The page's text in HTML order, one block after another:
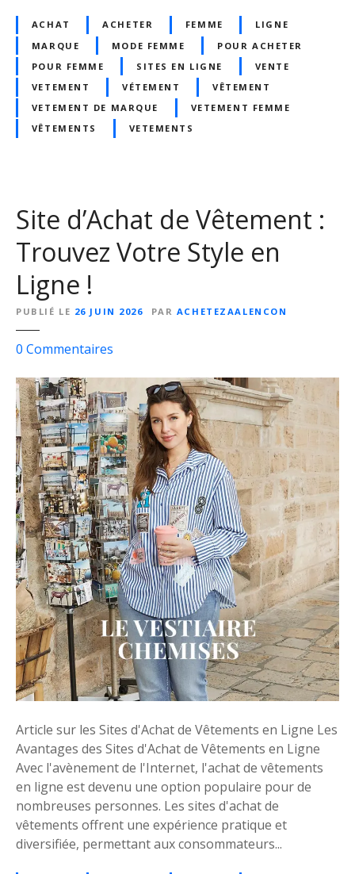
A
c
d
e
e
m
e
e
n
e
:
C
o
n
s
e
i
l
s
e
t
A
s
t
c
e
s
ACHAT ACHETER FEMME
LIGNE
MARQUE
MODE FEMME
POUR ACHETER
POUR FEMME
SITES EN LIGNE
VENTE
VETEMENT
VÉTEMENT
VÊTEMENT
VETEMENT DE MARQUE
VETEMENT FEMME
VÊTEMENTS
VETEMENTS
Site d’Achat de Vêtement :
Trouvez Votre Style en
Ligne !
PUBLIÉ LE 26 JUIN 2026 PAR ACHETEZAALENCON
0 Commentaires
S
i
t
e
d
’
A
c
h
a
t
d
e
V
ê
t
m
e
n
t
:
T
r
Article sur les Sites d'Achat de Vêtements en Ligne Les
Avantages des Sites d'Achat de Vêtements en Ligne
Avec l'avènement de l'Internet, l'achat de vêtements
en ligne est devenu une option populaire pour de
nombreuses personnes. Les sites d'achat de
vêtements offrent une expérience pratique et
diversifiée, permettant aux consommateurs...